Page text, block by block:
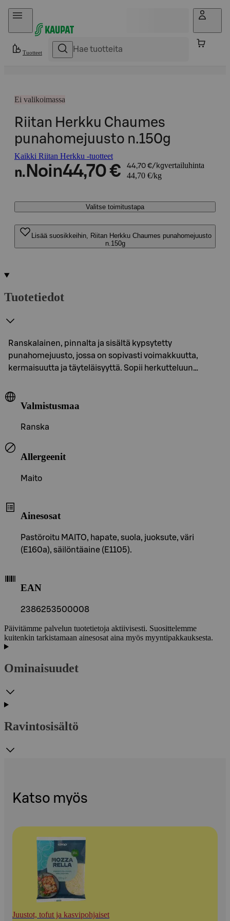
Hyppää sisältöön
Tuotteet
Ei valikoimassa
Riitan Herkku Chaumes
punahomejuusto n.150g
Kaikki Riitan Herkku -tuotteet
n. Noin44,70 € 44,70 €/kgvertailuhinta
44,70 €/kg
Valitse toimitustapa
Lisää suosikkeihin, Riitan Herkku Chaumes punahomejuusto
n.150g
Tuotetiedot
Ranskalainen, pinnalta ja sisältä kypsytetty
punahomejuusto, jossa on sopivasti voimakkuutta,
kermaisuutta ja täyteläisyyttä. Sopii herkutteluun…
Valmistusmaa
Ranska
Allergeenit
Maito
Ainesosat
Pastöroitu MAITO, hapate, suola, juoksute, väri
(E160a), säilöntäaine (E1105).
EAN
2386253500008
Päivitämme palvelun tuotetietoja aktiivisesti. Suosittelemme
kuitenkin tarkistamaan ainesosat aina myös myyntipakkauksesta.
Ominaisuudet
Ravintosisältö
Katso myös
Juustot, tofut ja kasvipohjaiset